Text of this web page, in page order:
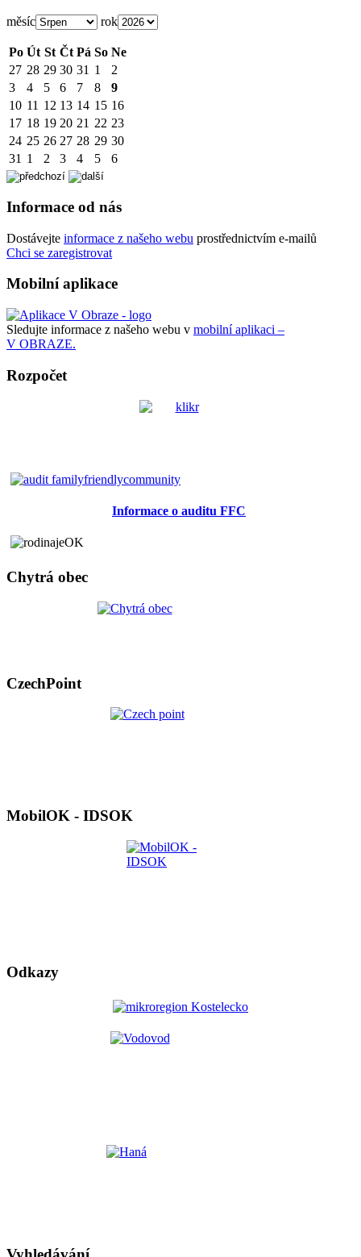
měsíc rok
Po Út St Čt Pá So Ne
27 28 29 30 31 1
2
3
4 5 6 7 8
9
10 11 12 13 14 15 16
17 18 19 20 21 22 23
24 25 26 27 28 29 30
31 1 2 3 4 5 6
Informace od nás
Dostávejte informace z našeho webu prostřednictvím e-mailů
Chci se zaregistrovat
Mobilní aplikace
Sledujte informace z našeho webu v mobilní aplikaci –
V OBRAZE.
Rozpočet
Informace o auditu FFC
Chytrá obec
CzechPoint
MobilOK - IDSOK
Odkazy